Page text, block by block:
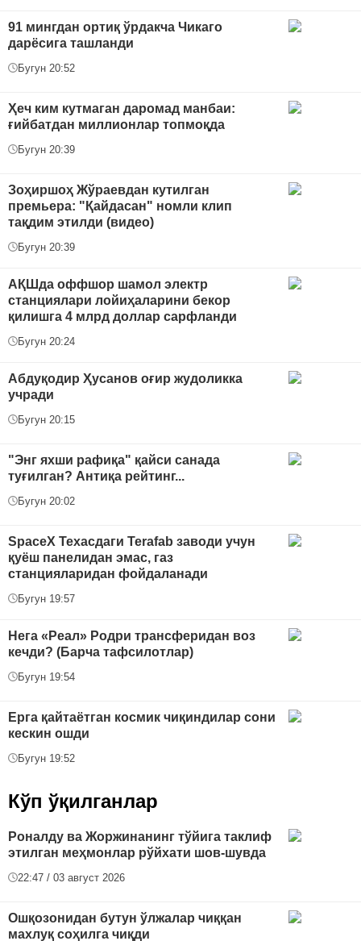
91 мингдан ортиқ ўрдакча Чикаго
дарёсига ташланди
Бугун 20:52
Ҳеч ким кутмаган даромад манбаи:
ғийбатдан миллионлар топмоқда
Бугун 20:39
Зоҳиршоҳ Жўраевдан кутилган
премьера: "Қайдасан" номли клип
тақдим этилди (видео)
Бугун 20:39
АҚШда оффшор шамол электр
станциялари лойиҳаларини бекор
қилишга 4 млрд доллар сарфланди
Бугун 20:24
Абдуқодир Ҳусанов оғир жудоликка
учради
Бугун 20:15
"Энг яхши рафиқа" қайси санада
туғилган? Антиқа рейтинг...
Бугун 20:02
SpaceX Техасдаги Terafab заводи учун
қуёш панелидан эмас, газ
станцияларидан фойдаланади
Бугун 19:57
Нега «Реал» Родри трансферидан воз
кечди? (Барча тафсилотлар)
Бугун 19:54
Ерга қайтаётган космик чиқиндилар сони
кескин ошди
Бугун 19:52
Кўп ўқилганлар
Роналду ва Жоржинанинг тўйига таклиф
этилган меҳмонлар рўйхати шов-шувда
22:47 / 03 август 2026
Ошқозонидан бутун ўлжалар чиққан
махлуқ соҳилга чиқди